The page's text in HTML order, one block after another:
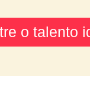
o talento